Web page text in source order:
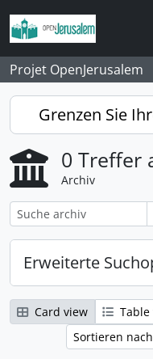
Skip to main content
Projet OpenJerusalem
Grenzen Sie
0 Treffer
Archiv
Erweiterte
Card view
Table
Sortieren